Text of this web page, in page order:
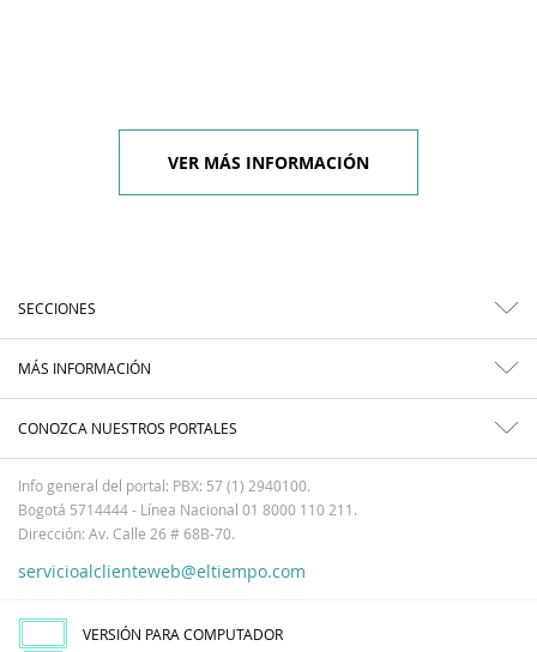
VER MÁS INFORMACIÓN
SECCIONES
MÁS INFORMACIÓN
CONOZCA NUESTROS PORTALES
Info general del portal: PBX: 57 (1) 2940100.
Bogotá 5714444 - Línea Nacional 01 8000 110 211.
Dirección: Av. Calle 26 # 68B-70.
servicioalclienteweb@eltiempo.com
VERSIÓN PARA COMPUTADOR